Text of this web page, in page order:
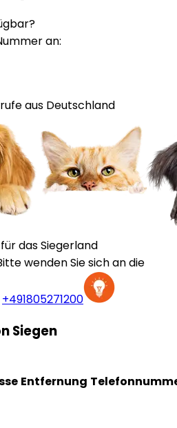
an:
aus Deutschland
das Siegerland
wenden Sie sich an die
+491805271200
Siegen
Entfernung